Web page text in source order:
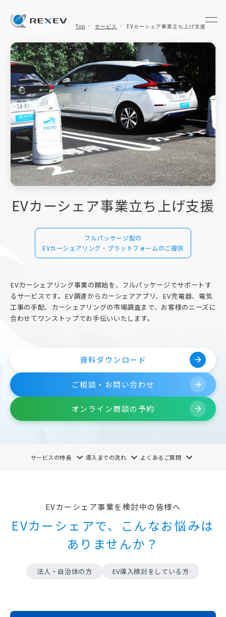
Top サービス EVカーシェア事業立ち上げ支援
EVカーシェア事業立ち上げ支援
フルパッケージ型の
EVカーシェアリング・プラットフォームのご提供
EVカーシェアリング事業の開始を、フルパッケージでサポートす
るサービスです。EV調達からカーシェアアプリ、EV充電器、電気
工事の手配、カーシェアリングの市場調査まで、お客様のニーズに
合わせてワンストップでお手伝いいたします。
資料ダウンロード arrow_forward
ご相談・お問い合わせ arrow_forward
オンライン商談の予約 arrow_forward
サービスの特長 keyboard_arrow_down 導入までの流れ keyboard_arrow_down よくあるご質問 keyboard_arrow_down
EVカーシェア事業を検討中の皆様へ
EVカーシェアで、こんなお悩みは
ありませんか？
法人・自治体の方 EV導入検討をしている方